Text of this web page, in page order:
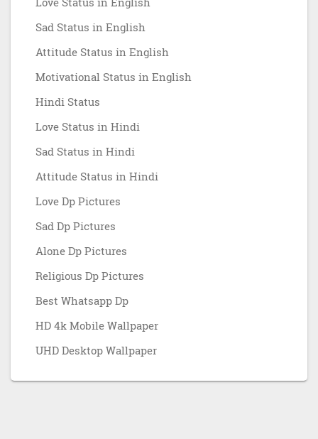
Sad Status in English
Attitude Status in English
Motivational Status in English
Hindi Status
Love Status in Hindi
Sad Status in Hindi
Attitude Status in Hindi
Love Dp Pictures
Sad Dp Pictures
Alone Dp Pictures
Religious Dp Pictures
Best Whatsapp Dp
HD 4k Mobile Wallpaper
UHD Desktop Wallpaper